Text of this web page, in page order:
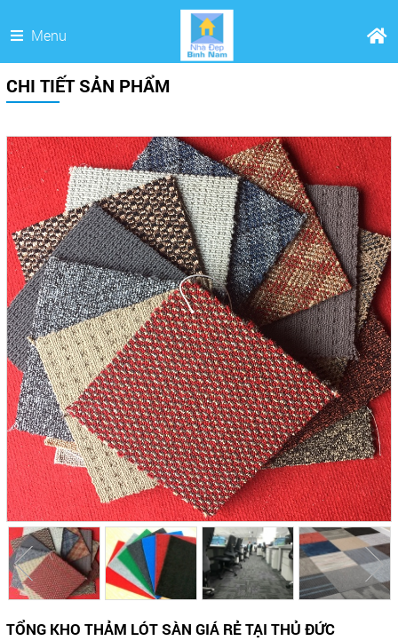
Menu
CHI TIẾT SẢN PHẨM
TỔNG KHO THẢM LÓT SÀN GIÁ RẺ TẠI THỦ ĐỨC